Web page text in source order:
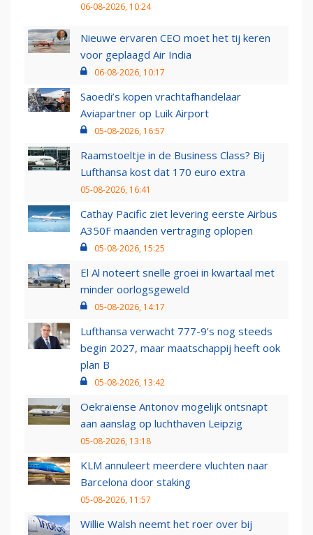
06-08-2026, 10:24
Nieuwe ervaren CEO moet het tij keren
voor geplaagd Air India
06-08-2026, 10:17
Saoedi’s kopen vrachtafhandelaar
Aviapartner op Luik Airport
05-08-2026, 16:57
Raamstoeltje in de Business Class? Bij
Lufthansa kost dat 170 euro extra
05-08-2026, 16:41
Cathay Pacific ziet levering eerste Airbus
A350F maanden vertraging oplopen
05-08-2026, 15:25
El Al noteert snelle groei in kwartaal met
minder oorlogsgeweld
05-08-2026, 14:17
Lufthansa verwacht 777-9’s nog steeds
begin 2027, maar maatschappij heeft ook
plan B
05-08-2026, 13:42
Oekraïense Antonov mogelijk ontsnapt
aan aanslag op luchthaven Leipzig
05-08-2026, 13:18
KLM annuleert meerdere vluchten naar
Barcelona door staking
05-08-2026, 11:57
Willie Walsh neemt het roer over bij